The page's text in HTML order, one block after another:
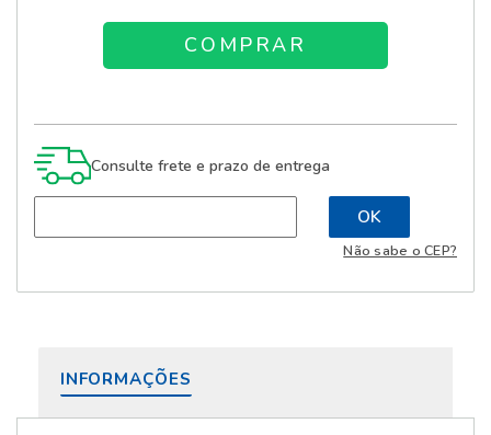
Consulte frete e prazo de entrega
Não sabe o CEP?
INFORMAÇÕES